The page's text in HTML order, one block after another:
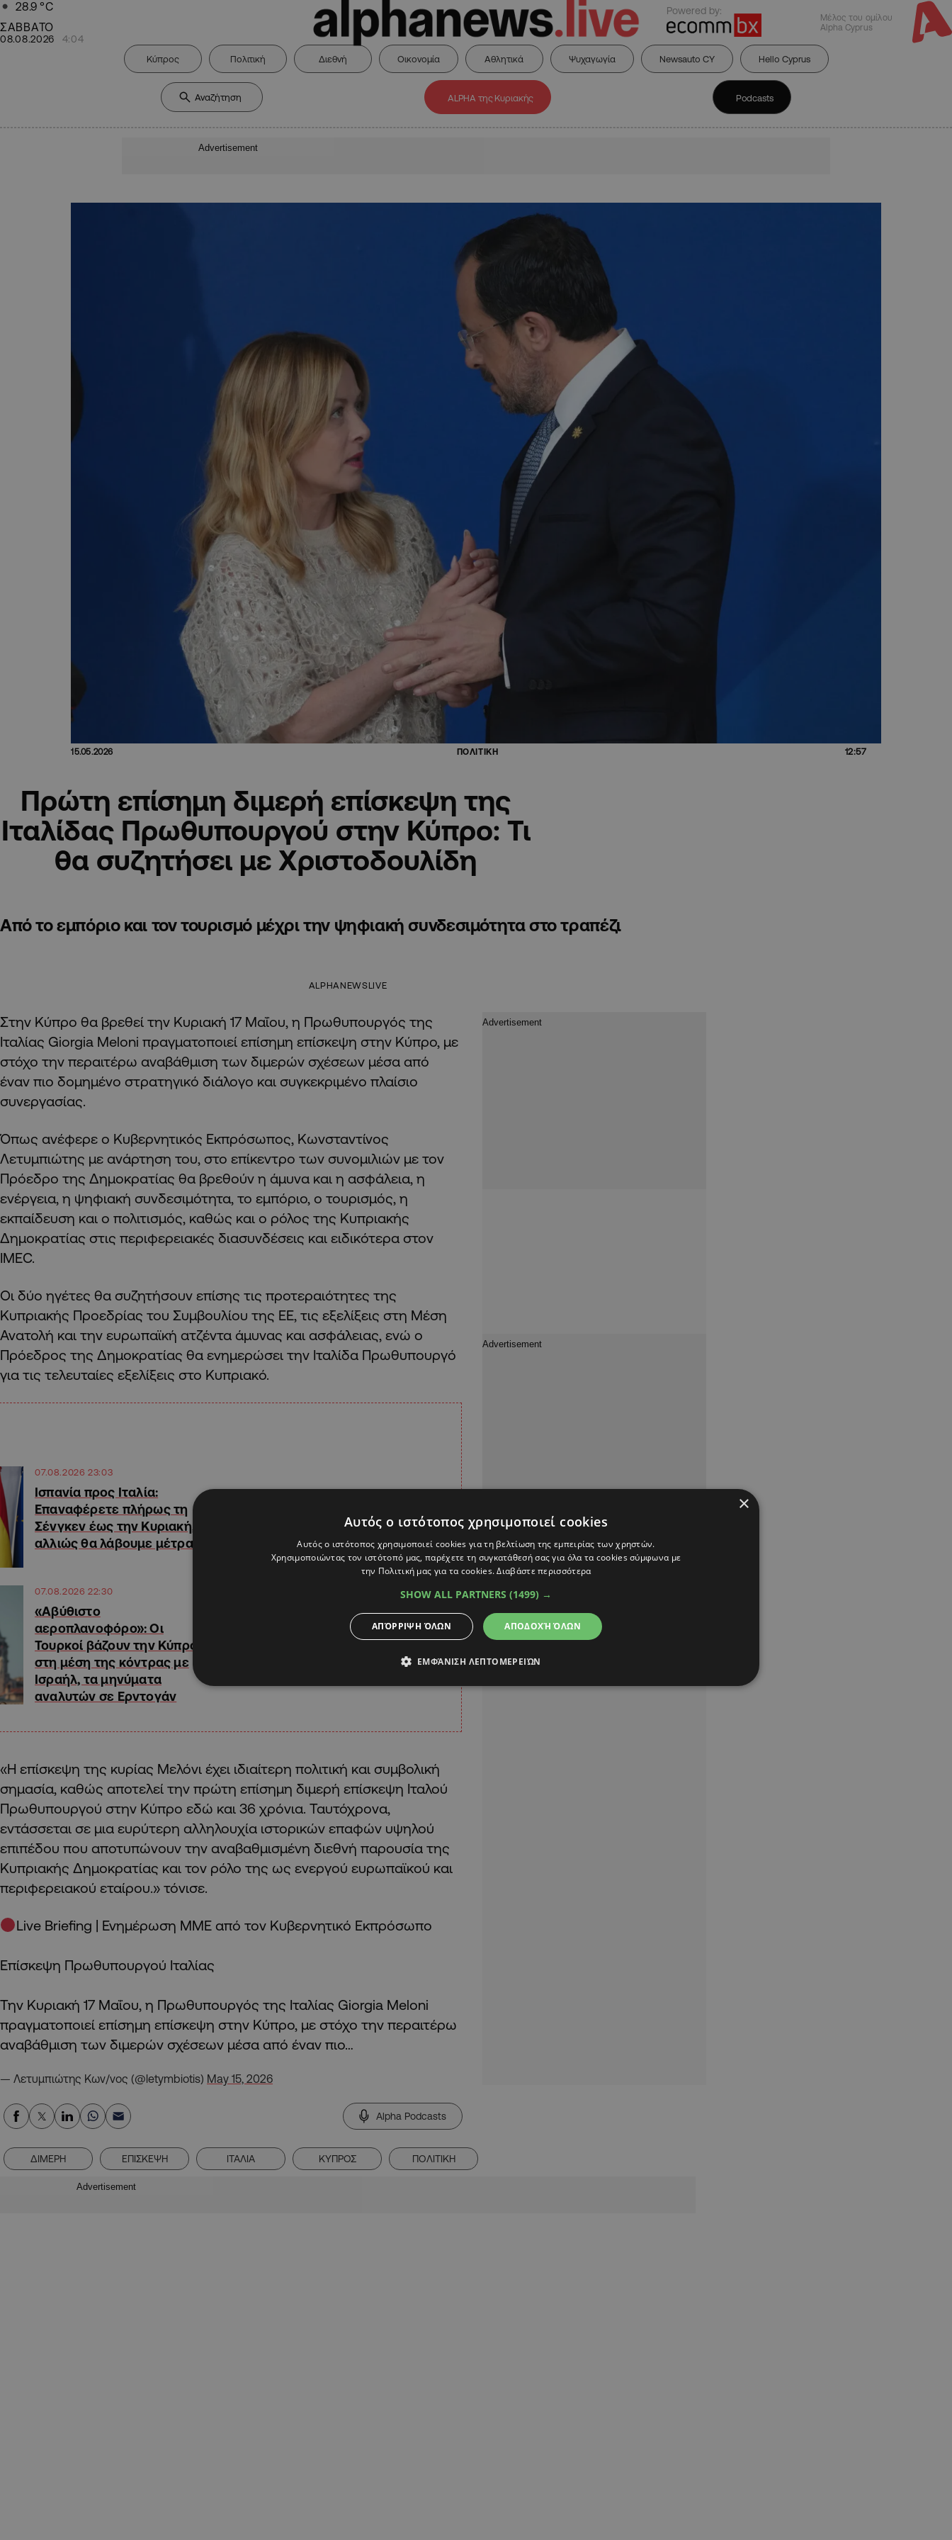
28.9 °C
ΣΑΒΒΑΤΟ
08.08.2026 4:04
Powered by:
Μέλος του ομίλου
Alpha Cyprus
Κύπρος Πολιτική Διεθνή Οικονομία Αθλητικά Ψυχαγωγία Newsauto CY Hello Cyprus
ALPHA της Κυριακής Podcasts
Advertisement
15.05.2026 ΠΟΛΙΤΙΚΗ 12:57
Πρώτη επίσημη διμερή επίσκεψη της
Ιταλίδας Πρωθυπουργού στην Κύπρο: Τι
θα συζητήσει με Χριστοδουλίδη
Από το εμπόριο και τον τουρισμό μέχρι την ψηφιακή συνδεσιμότητα στο τραπέζι
ALPHANEWSLIVE
Στην Κύπρο θα βρεθεί την Κυριακή 17 Μαΐου, η Πρωθυπουργός της
Ιταλίας Giorgia Meloni πραγματοποιεί επίσημη επίσκεψη στην Κύπρο, με
στόχο την περαιτέρω αναβάθμιση των διμερών σχέσεων μέσα από
έναν πιο δομημένο στρατηγικό διάλογο και συγκεκριμένο πλαίσιο
συνεργασίας.
Όπως ανέφερε ο Κυβερνητικός Εκπρόσωπος, Κωνσταντίνος
Λετυμπιώτης με ανάρτηση του, στο επίκεντρο των συνομιλιών με τον
Πρόεδρο της Δημοκρατίας θα βρεθούν η άμυνα και η ασφάλεια, η
ενέργεια, η ψηφιακή συνδεσιμότητα, το εμπόριο, ο τουρισμός, η
εκπαίδευση και ο πολιτισμός, καθώς και ο ρόλος της Κυπριακής
Δημοκρατίας στις περιφερειακές διασυνδέσεις και ειδικότερα στον
IMEC.
Οι δύο ηγέτες θα συζητήσουν επίσης τις προτεραιότητες της
Κυπριακής Προεδρίας του Συμβουλίου της ΕΕ, τις εξελίξεις στη Μέση
Ανατολή και την ευρωπαϊκή ατζέντα άμυνας και ασφάλειας, ενώ ο
Πρόεδρος της Δημοκρατίας θα ενημερώσει την Ιταλίδα Πρωθυπουργό
για τις τελευταίες εξελίξεις στο Κυπριακό.
07.08.2026 23:03
Ισπανία προς Ιταλία:
Επαναφέρετε πλήρως τη
Σένγκεν έως την Κυριακή,
αλλιώς θα λάβουμε μέτρα
07.08.2026 22:30
«Αβύθιστο
αεροπλανοφόρο»: Οι
Τουρκοί βάζουν την Κύπρο
στη μέση της κόντρας με
Ισραήλ, τα μηνύματα
αναλυτών σε Ερντογάν
«Η επίσκεψη της κυρίας Μελόνι έχει ιδιαίτερη πολιτική και συμβολική
σημασία, καθώς αποτελεί την πρώτη επίσημη διμερή επίσκεψη Ιταλού
Πρωθυπουργού στην Κύπρο εδώ και 36 χρόνια. Ταυτόχρονα,
εντάσσεται σε μια ευρύτερη αλληλουχία ιστορικών επαφών υψηλού
επιπέδου που αποτυπώνουν την αναβαθμισμένη διεθνή παρουσία της
Κυπριακής Δημοκρατίας και τον ρόλο της ως ενεργού ευρωπαϊκού και
περιφερειακού εταίρου.» τόνισε.
Live Briefing | Ενημέρωση ΜΜΕ από τον Κυβερνητικό Εκπρόσωπο
Επίσκεψη Πρωθυπουργού Ιταλίας
Την Κυριακή 17 Μαΐου, η Πρωθυπουργός της Ιταλίας Giorgia Meloni
πραγματοποιεί επίσημη επίσκεψη στην Κύπρο, με στόχο την περαιτέρω
αναβάθμιση των διμερών σχέσεων μέσα από έναν πιο…
— Λετυμπιώτης Κων/νος (@letymbiotis) May 15, 2026
Alpha Podcasts
ΔΙΜΕΡΗ ΕΠΙΣΚΕΨΗ ΙΤΑΛΙΑ ΚΥΠΡΟΣ ΠΟΛΙΤΙΚΗ
Advertisement
×
Αυτός ο ιστότοπος χρησιμοποιεί cookies
Αυτός ο ιστότοπος χρησιμοποιεί cookies για τη βελτίωση της εμπειρίας των χρηστών.
Χρησιμοποιώντας τον ιστότοπό μας, παρέχετε τη συγκατάθεσή σας για όλα τα cookies σύμφωνα με
την Πολιτική μας για τα cookies.Διαβάστε περισσότερα
SHOW ALL PARTNERS (1499) →
ΑΠΟΔΟΧΉ ΌΛΩΝ
ΑΠΌΡΡΙΨΗ ΌΛΩΝ
ΕΜΦΆΝΙΣΗ ΛΕΠΤΟΜΕΡΕΙΏΝ